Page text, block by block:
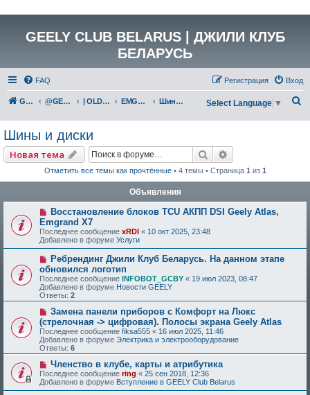
GEELY CLUB BELARUS | ДЖИЛИ КЛУБ
БЕЛАРУСЬ
FAQ Вход
Регистрация
GEELY Club Belarus @GEELYCLUBBY | OLD GEELY EMGRAND X7 (NL-4) Шины и диски Select Language ▼
Шины и диски
Новая тема Поиск
Отметить все темы как прочтённые• 4 темы • Страница 1 из 1
Объявления
Восстановление блоков TCU АКПП DSI Geely Atlas,
Emgrand X7
Последнее сообщение xRDI « 10 окт 2025, 23:48
Добавлено в форуме Услуги
Ребрендинг Джили Клуб Беларусь. На данном этапе
обновился логотип
Последнее сообщение INFOBOT_GCBY « 19 июл 2023, 08:47
Добавлено в форуме Новости GEELY
Ответы: 2
Замена панели приборов с Комфорт на Люкс
(стрелочная -> цифровая). Полосы экрана Geely Atlas
Последнее сообщение fiksa555 « 16 июл 2025, 11:46
Добавлено в форуме Электрика и электрооборудование
Ответы: 6
Членство в клубе, карты и атрибутика
Последнее сообщение ring « 25 сен 2018, 12:36
Добавлено в форуме Вступление в GEELY Club Belarus